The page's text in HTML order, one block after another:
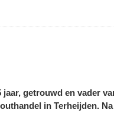
getrouwd en vader
in Terheijden.